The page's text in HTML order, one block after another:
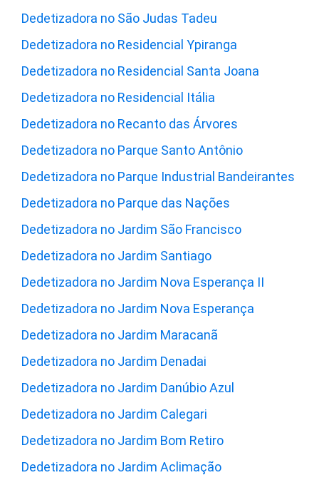
Dedetizadora no São Judas Tadeu
Dedetizadora no Residencial Ypiranga
Dedetizadora no Residencial Santa Joana
Dedetizadora no Residencial Itália
Dedetizadora no Recanto das Árvores
Dedetizadora no Parque Santo Antônio
Dedetizadora no Parque Industrial Bandeirantes
Dedetizadora no Parque das Nações
Dedetizadora no Jardim São Francisco
Dedetizadora no Jardim Santiago
Dedetizadora no Jardim Nova Esperança II
Dedetizadora no Jardim Nova Esperança
Dedetizadora no Jardim Maracanã
Dedetizadora no Jardim Denadai
Dedetizadora no Jardim Danúbio Azul
Dedetizadora no Jardim Calegari
Dedetizadora no Jardim Bom Retiro
Dedetizadora no Jardim Aclimação